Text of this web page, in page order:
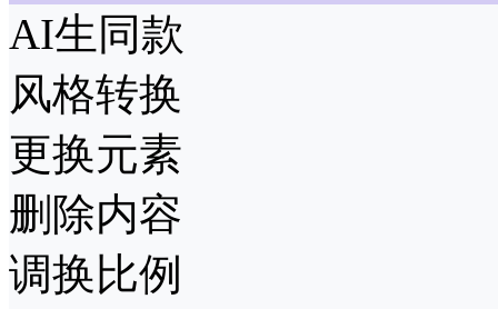
AI生同款
风格转换
更换元素
删除内容
调换比例